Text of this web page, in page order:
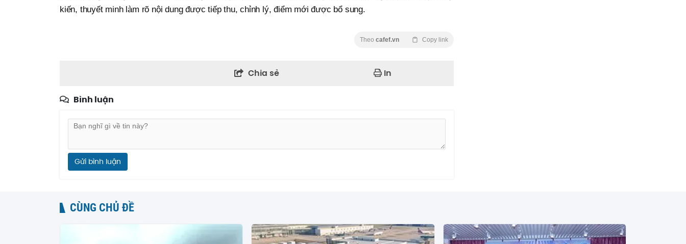
kiến, thuyết minh làm rõ nội dung được tiếp thu, chỉnh lý, điểm mới được bổ sung.
Theo cafef.vn Copy link
Chia sẻ In
Bình luận
Gửi bình luận
CÙNG CHỦ ĐỀ